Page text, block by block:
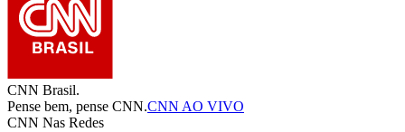
CNN Brasil.
Pense bem, pense CNN.CNN AO VIVO
CNN Nas Redes